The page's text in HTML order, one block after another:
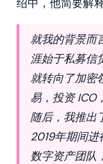
绍中，他简要解
就我的背景而
涯始于私募信
就转向了加密
易，投资 ICO
随后，我推出
2019年期间
数字资产团队